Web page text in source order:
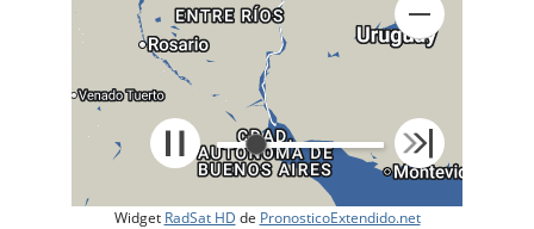
Widget RadSat HD de PronosticoExtendido.net